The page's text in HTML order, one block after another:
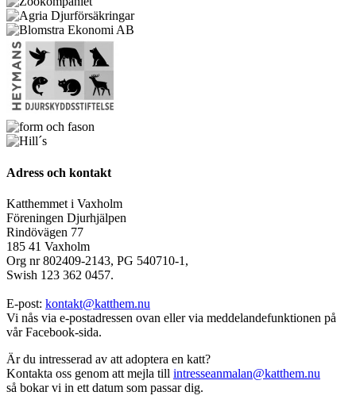
Adress och kontakt
Katthemmet i Vaxholm
Föreningen Djurhjälpen
Rindövägen 77
185 41 Vaxholm
Org nr 802409-2143, PG 540710-1,
Swish 123 362 0457.
E-post: kontakt@katthem.nu
Vi nås via e-postadressen ovan eller via meddelandefunktionen på
vår Facebook-sida.
Är du intresserad av att adoptera en katt?
Kontakta oss genom att mejla till intresseanmalan@katthem.nu
så bokar vi in ett datum som passar dig.